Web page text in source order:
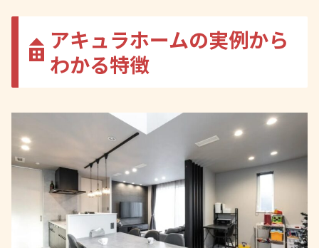
アキュラホームの実例から
わかる特徴